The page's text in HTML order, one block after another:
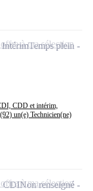
CDD et intérim,
un(e) Technicien(ne)
IntérimTemps plein
à ma sélection
CDINon renseigné
à ma sélection